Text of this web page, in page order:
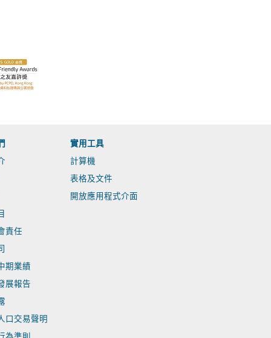
責任
期業績
展報告
口交易聲明
實用工具
計算機
表格及文件
開放應用程式介面